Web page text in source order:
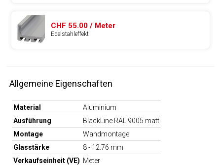
CHF 55.00 / Meter
Edelstahleffekt
Allgemeine Eigenschaften
Material
Aluminium
Ausführung
BlackLine RAL 9005 matt
Montage
Wandmontage
Glasstärke
8 - 12.76 mm
Verkaufseinheit (VE) Meter